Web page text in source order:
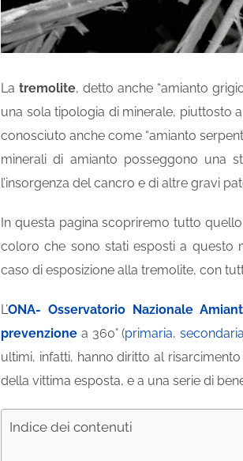
La tremolite, detto anche “amianto
una sola tipologia di minerale, piuttosto
conosciuto anche come “amianto
minerali di amianto posseggono una
l’insorgenza del cancro e di altre gravi
In questa pagina scopriremo tutto
coloro che sono stati esposti a questo
caso di esposizione alla tremolite, con
L’ONA- Osservatorio Nazionale
prevenzione a 360° (primaria,secondaria
ultimi, infatti, hanno diritto al
della vittima esposta, e a una serie di
Indice dei contenuti